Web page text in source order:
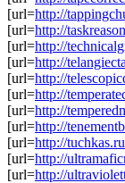
[url=http://
[url=http://
[url=http://
[url=http://
[url=http://
[url=http://
[url=http://
[url=http://
[url=http://
[url=http://
[url=http://